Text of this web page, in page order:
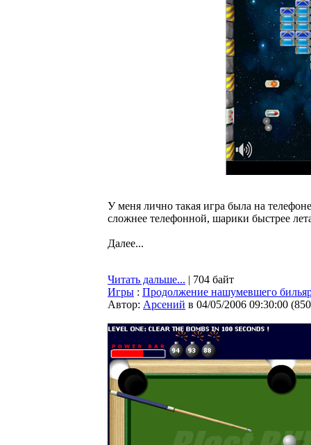
У меня лично такая игра была на
сложнее телефонной, шарики быстрее
Далее...
Читать дальше... | 704 байт
Игры : Продолжение нашумевшего
Автор: Арсений в 04/05/2006 09:30:00 (